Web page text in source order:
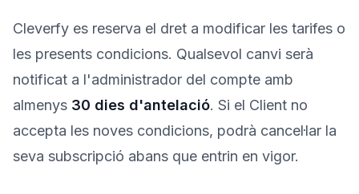
Cleverfy es reserva el dret a modificar les tarifes o
les presents condicions. Qualsevol canvi serà
notificat a l'administrador del compte amb
almenys 30 dies d'antelació. Si el Client no
accepta les noves condicions, podrà cancel·lar la
seva subscripció abans que entrin en vigor.